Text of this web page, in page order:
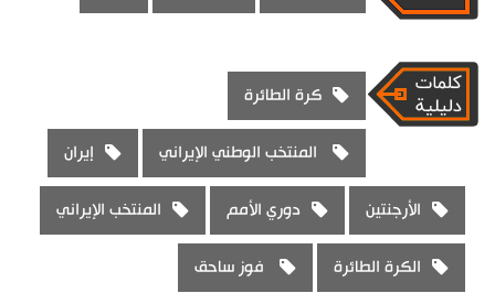
كرة الطائرة
المنتخب الوطني الإيراني إيران
الأرجنتين دوري الأمم المنتخب الإيراني
الكرة الطائرة فوز ساحق